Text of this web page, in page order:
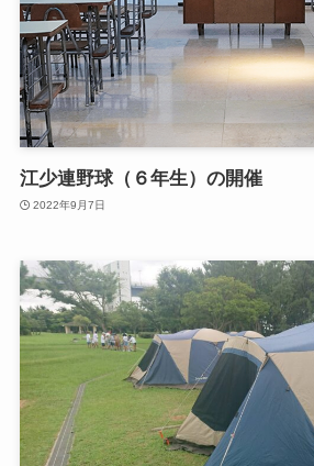
江少連野球（６年生）の開催
2022年9月7日